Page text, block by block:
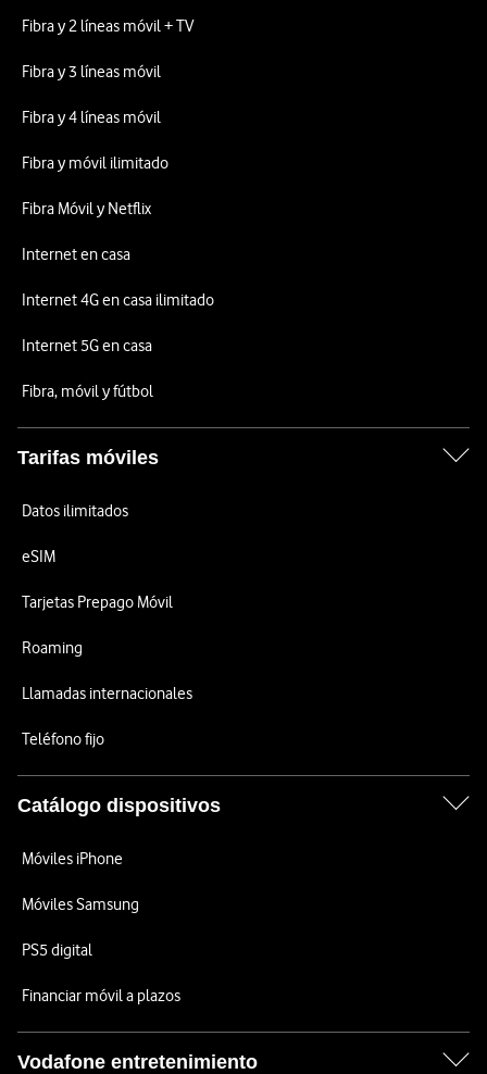
Fibra y 2 líneas móvil + TV
Fibra y 3 líneas móvil
Fibra y 4 líneas móvil
Fibra y móvil ilimitado
Fibra Móvil y Netflix
Internet en casa
Internet 4G en casa ilimitado
Internet 5G en casa
Fibra, móvil y fútbol
Tarifas móviles
Datos ilimitados
eSIM
Tarjetas Prepago Móvil
Roaming
Llamadas internacionales
Teléfono fijo
Catálogo dispositivos
Móviles iPhone
Móviles Samsung
PS5 digital
Financiar móvil a plazos
Vodafone entretenimiento